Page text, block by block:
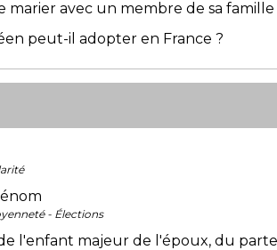
marier avec un membre de sa famille
peut-il adopter en France ?
- Élections
l'enfant majeur de l'époux, du